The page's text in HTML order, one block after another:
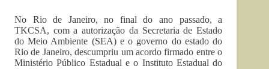
No Rio de Janeiro, no final do ano passado, a
TKCSA, com a autorização da Secretaria de Estado
do Meio Ambiente (SEA) e o governo do estado do
Rio de Janeiro, descumpriu um acordo firmado entre o
Ministério Público Estadual e o Instituto Estadual do